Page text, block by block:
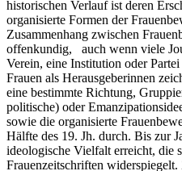
historischen Verlauf ist deren
organisierte Formen der
Zusammenhang zwischen
offenkundig, auch wenn viele
Verein, eine Institution oder
Frauen als Herausgeberinnen
eine bestimmte Richtung,
politische) oder
sowie die organisierte
Hälfte des 19. Jh. durch. Bis zur
ideologische Vielfalt erreicht, die
Frauenzeitschriften